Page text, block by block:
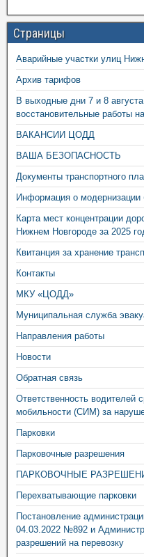
Страницы
Аварийные участки улиц
Архив тарифов
В выходные дни 7 и 8
восстановительные работы
ВАКАНСИИ ЦОДД
ВАША БЕЗОПАСНОСТЬ
Документы транспортного
Информация о модернизации
Карта мест концентрации
Нижнем Новгороде за 2025
Квитанция за хранение
Контакты
МКУ «ЦОДД»
Муниципальная служба
Направления работы
Новости
Обратная связь
Ответственность водителей
мобильности (СИМ) за
Парковки
Парковочные разрешения
ПАРКОВОЧНЫЕ
Перехватывающие парковки
Постановление
04.03.2022 №892 и
разрешений на перевозку